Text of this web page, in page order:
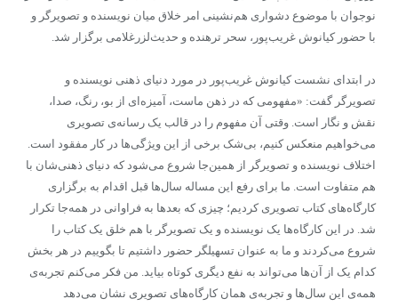
نوجوان با موضوع دشواری هم‌نشینی امر خلاق میان نویسنده و تصویرگر و
با حضور کیانوش غریب‌پور، سحر ترهنده و حدیث‌لزرغلامی برگزار شد.
در ابتدای نشست کیانوش‌ غریب‌پور در مورد دنیای ذهنی نویسنده و
تصویرگر گفت: «مفهومی که در ذهن ماست، آمیزه‌ای از بو، رنگ، صدا،
نقش و نگار است. وقتی آن مفهوم را در قالب یک رسانه‌ی تصویری
می‌خواهیم منعکس کنیم، بی‌شک برخی از این ویژگی‌ها در کار مفقود است.
اختلاف نویسنده و تصویرگر از همین‌جا شروع می‌شود که دنیای ذهنی‌شان با
هم متفاوت است. ما برای رفع این مساله سال‌ها قبل اقدام به برگزاری
کارگاه‌های کتاب تصویری کردیم؛ چیزی که بعدها به فراوانی در همه‌جا تکرار
شد. در این کارگاه‌ها یک نویسنده و یک تصویرگر با هم خلق یک کتاب را
شروع می‌کردند و ما به عنوان تسهیلگر حضور داشتیم تا بگوییم در هر بخش
کدام یک از آن‌ها می‌تواند به نفع دیگری کوتاه بیاید. من فکر می‌کنم تجربه‌ی
همه‌ی این سال‌ها و تجربه‌ی همان کارگاه‌های تصویری نشان می‌دهد